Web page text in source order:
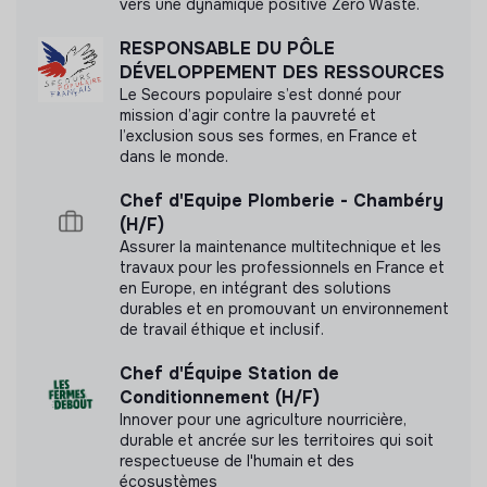
Alignement décisionnel :Veille à ce que les
décisions de la direction se traduisent en
compréhension partagée et en actions coordonnées
au sein de l’équipe.
Relations extérieures :Entretient et développe
activement les relations clés avec les financeurs,
pour le compte du CEO.
Gestion de crise et réputation :Constitue le
premier point de contact en cas de sollicitation
presse urgente, de préoccupation d’un partenaire ou
d’enjeu réputationnel, et coordonne la réponse de
l’organisation.
Appui à la direction :Peut être ponctuellement
mobilisé pour soutenir l’ensemble de l’équipe de
direction, au-delà du CEO.
4. Projets transverses et initiatives
stratégiques
Cette structure n'a pas souhaité nous
communiquer les labels ou certifications qu'elle a
pu obtenir.
Documents
N'a pas encore communiqué de documents de
transparence
vers une dynamique positive Zero Waste.
RESPONSABLE DU PÔLE
DÉVELOPPEMENT DES RESSOURCES
Le Secours populaire s’est donné pour
mission d’agir contre la pauvreté et
l’exclusion sous ses formes, en France et
dans le monde.
Chef d'Equipe Plomberie - Chambéry
(H/F)
Assurer la maintenance multitechnique et les
travaux pour les professionnels en France et
en Europe, en intégrant des solutions
durables et en promouvant un environnement
de travail éthique et inclusif.
Chef d'Équipe Station de
Conditionnement (H/F)
Innover pour une agriculture nourricière,
durable et ancrée sur les territoires qui soit
respectueuse de l'humain et des
écosystèmes